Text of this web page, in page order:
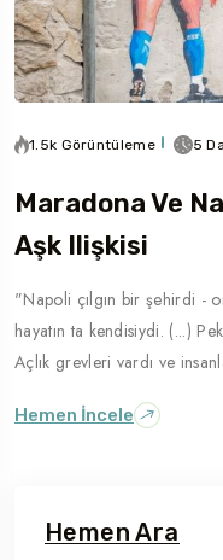
1.5k Görüntüleme 5
Maradona Ve
Aşk Ilişkisi
"Napoli çılgın bir şehirdi -
hayatın ta kendisiydi. (...)
Açlık grevleri vardı ve
Hemen İncele
Hemen Ara